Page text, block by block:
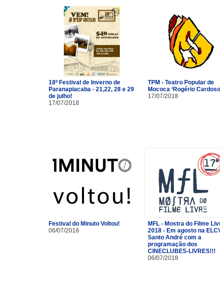
18º Festival de Inverno de
Paranapiacaba - 21,22, 28 e 29
de julho!
17/07/2018
TPM - Teatro Popular de
Mococa ‘Rogério
17/07/2018
Festival do Minuto Voltou!
06/07/2018
MFL - Mostra do Filme
2018 - Em agosto na
Santo André com a
programação dos
CINECLUBES-LIVRES!!!
06/07/2018